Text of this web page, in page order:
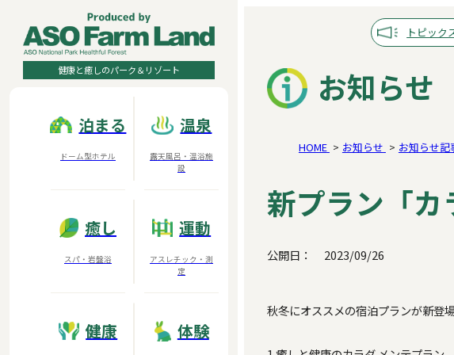
健康と癒しのパーク＆リゾート
泊まる
ドーム型ホテル
温泉
露天風呂・温浴施
設
癒し
スパ・岩盤浴
運動
アスレチック・測
定
健康 体験
トピック
お知らせ
HOME お知らせ お知らせ記
新プラン「
公開日： 2023/09/26
秋冬にオススメの宿泊プランが新登